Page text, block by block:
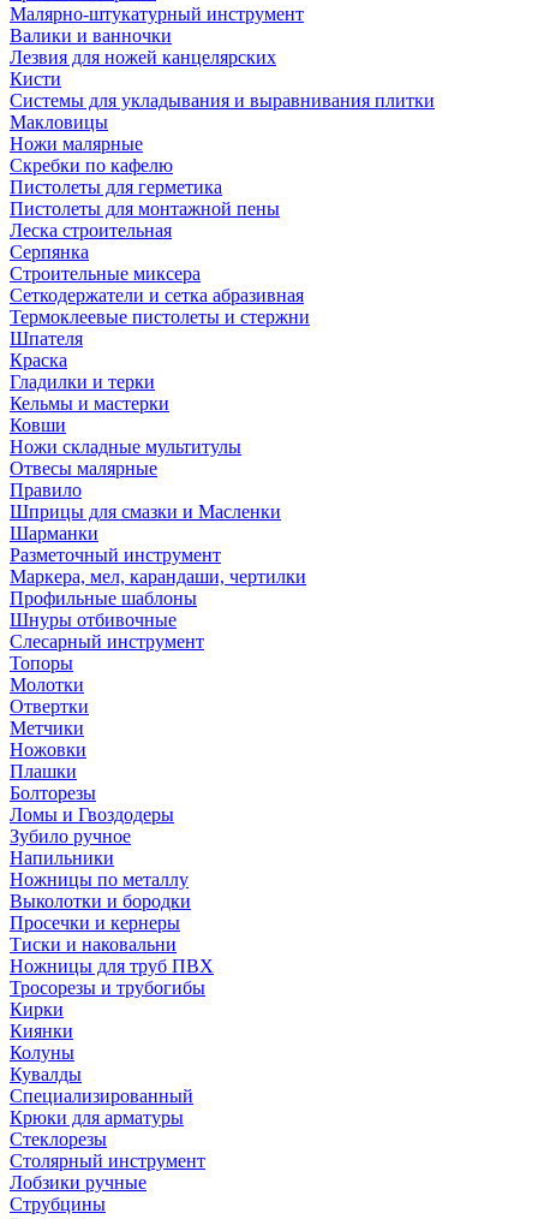
Малярно-штукатурный инструмент
Валики и ванночки
Лезвия для ножей канцелярских
Кисти
Системы для укладывания и выравнивания плитки
Макловицы
Ножи малярные
Скребки по кафелю
Пистолеты для герметика
Пистолеты для монтажной пены
Леска строительная
Серпянка
Строительные миксера
Сеткодержатели и сетка абразивная
Термоклеевые пистолеты и стержни
Шпателя
Краска
Гладилки и терки
Кельмы и мастерки
Ковши
Ножи складные мультитулы
Отвесы малярные
Правило
Шприцы для смазки и Масленки
Шарманки
Разметочный инструмент
Маркера, мел, карандаши, чертилки
Профильные шаблоны
Шнуры отбивочные
Слесарный инструмент
Топоры
Молотки
Отвертки
Метчики
Ножовки
Плашки
Болторезы
Ломы и Гвоздодеры
Зубило ручное
Напильники
Ножницы по металлу
Выколотки и бородки
Просечки и кернеры
Тиски и наковальни
Ножницы для труб ПВХ
Тросорезы и трубогибы
Кирки
Киянки
Колуны
Кувалды
Специализированный
Крюки для арматуры
Стеклорезы
Столярный инструмент
Лобзики ручные
Струбцины